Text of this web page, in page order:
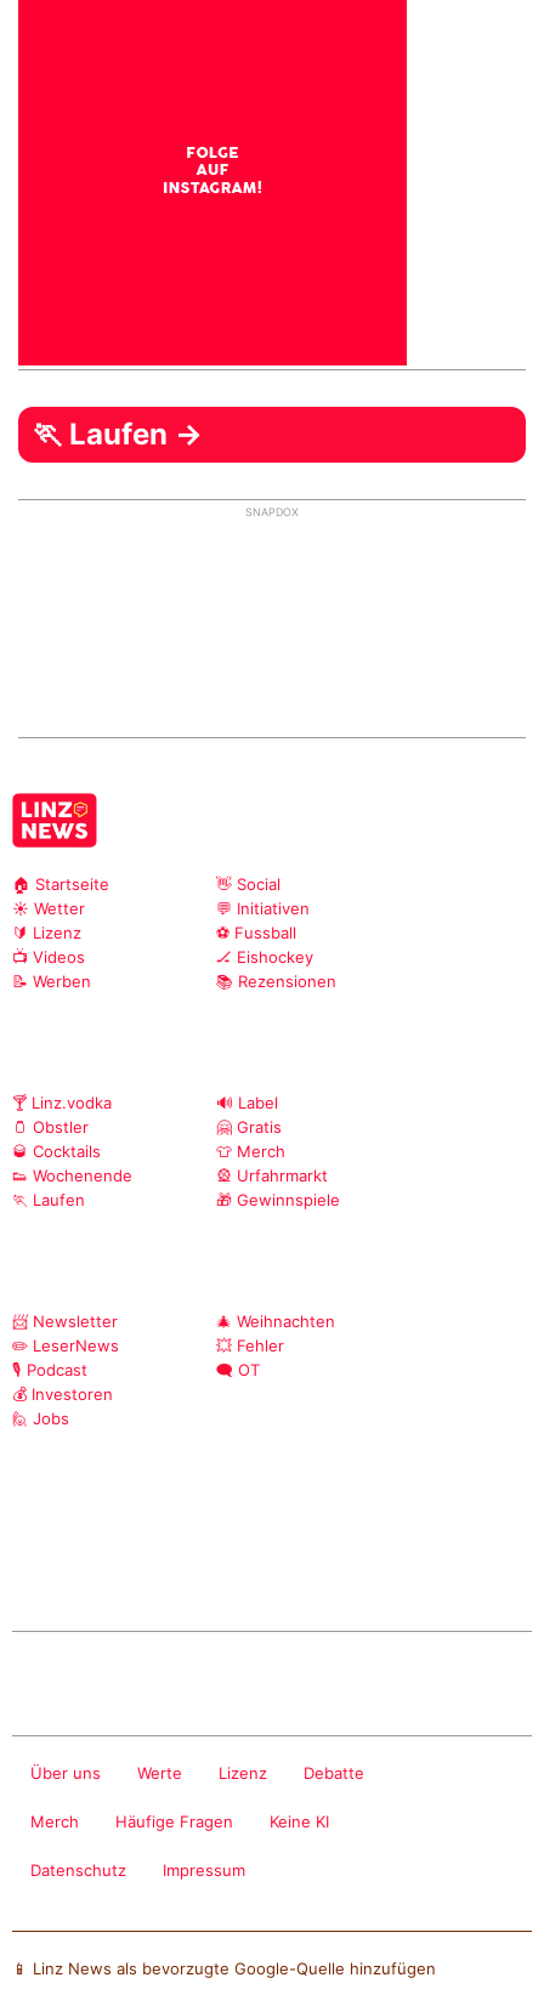
🏃 Laufen →
SNAPDOX
🏠 Startseite
☀️ Wetter
🔰 Lizenz
📺 Videos
📝 Werben
👋 Social
💬 Initiativen
⚽ Fussball
🏒 Eishockey
📚 Rezensionen
🍸 Linz.vodka
🫙 Obstler
🥃 Cocktails
👟 Wochenende
🏃 Laufen
🔊 Label
🤗 Gratis
👕 Merch
🎡 Urfahrmarkt
🎁 Gewinnspiele
📨 Newsletter
✏️ LeserNews
🎙️ Podcast
💰 Investoren
🙋 Jobs
🎄 Weihnachten
💥 Fehler
🗨️ OT
Über uns Werte Lizenz Debatte
Merch Häufige Fragen Keine KI
Datenschutz Impressum
📱 Linz News als bevorzugte Google-Quelle hinzufügen